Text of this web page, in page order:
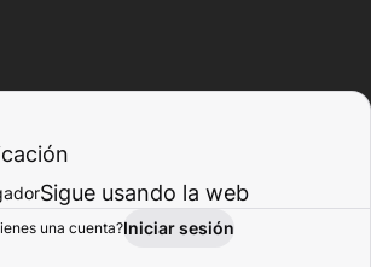
Explorar Actividad
Sigue usando la web
una cuenta?Iniciar sesión